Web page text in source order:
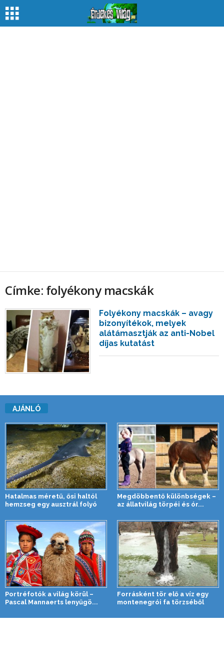
Címke: folyékony macskák
Folyékony macskák – avagy
bizonyítékok, melyek
alátámasztják az anti-Nobel
díjas kutatást
AJÁNLÓ
Hatalmas méretű, ősi haltól
hemzseg egy ausztrál folyó
Megdöbbentő különbségek –
az állatvilág törpéi és ór...
Portréfotók a világ körül –
Pascal Mannaerts lenyűgö...
Forrásként tör elő a víz egy
montenegrói fa törzséből